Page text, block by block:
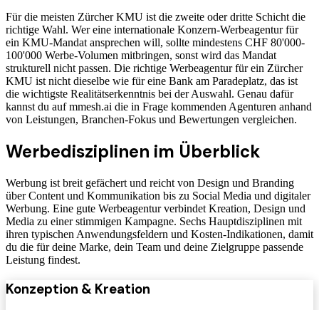
Für die meisten Zürcher KMU ist die zweite oder dritte Schicht die
richtige Wahl. Wer eine internationale Konzern-Werbeagentur für
ein KMU-Mandat ansprechen will, sollte mindestens CHF 80'000-
100'000 Werbe-Volumen mitbringen, sonst wird das Mandat
strukturell nicht passen. Die richtige Werbeagentur für ein Zürcher
KMU ist nicht dieselbe wie für eine Bank am Paradeplatz, das ist
die wichtigste Realitätserkenntnis bei der Auswahl. Genau dafür
kannst du auf mmesh.ai die in Frage kommenden Agenturen anhand
von Leistungen, Branchen-Fokus und Bewertungen vergleichen.
Werbedisziplinen im Überblick
Werbung ist breit gefächert und reicht von Design und Branding
über Content und Kommunikation bis zu Social Media und digitaler
Werbung. Eine gute Werbeagentur verbindet Kreation, Design und
Media zu einer stimmigen Kampagne. Sechs Hauptdisziplinen mit
ihren typischen Anwendungsfeldern und Kosten-Indikationen, damit
du die für deine Marke, dein Team und deine Zielgruppe passende
Leistung findest.
Konzeption & Kreation